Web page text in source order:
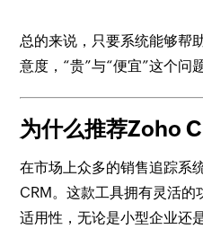
总的来说，只要系统能够帮
意度，“贵”与“便宜”这个问
为什么推荐Zoho
在市场上众多的销售追踪系
CRM。这款工具拥有灵活的
适用性，无论是小型企业还